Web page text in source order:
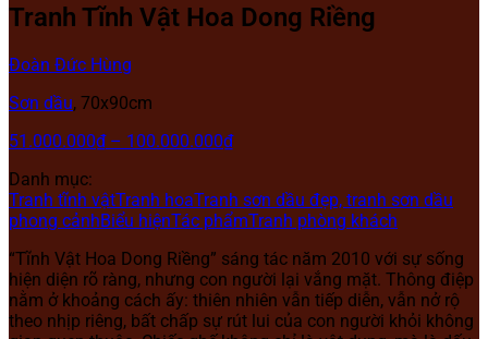
Tranh Tĩnh Vật Hoa Dong Riềng
Đoàn Đức Hùng
Sơn dầu, 70x90cm
51.000.000₫ – 100.000.000₫
Danh mục:
Tranh tĩnh vậtTranh hoaTranh sơn dầu đẹp, tranh sơn dầu
phong cảnhBiểu hiệnTác phẩmTranh phòng khách
“Tĩnh Vật Hoa Dong Riềng” sáng tác năm 2010 với sự sống
hiện diện rõ ràng, nhưng con người lại vắng mặt. Thông điệp
nằm ở khoảng cách ấy: thiên nhiên vẫn tiếp diễn, vẫn nở rộ
theo nhịp riêng, bất chấp sự rút lui của con người khỏi không